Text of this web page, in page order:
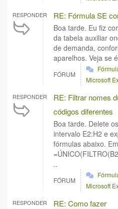
RESPONDER RE: Fórmula SE
Boa tarde. Eu fiz
da tabela auxiliar
de demanda,
aparelhos. Veja se
FÓRUM
Microsoft
RESPONDER
RE: Filtrar nomes
códigos diferentes
Boa tarde. Delete
intervalo E2:H2 e
fórmulas abaixo.
..
FÓRUM
Microsoft
RESPONDER RE: Como fazer